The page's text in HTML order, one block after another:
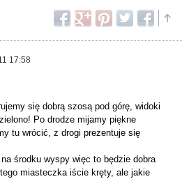
17:58
się dobrą szosą pod górę, widoki
Po drodze mijamy piękne
tu wrócić, z drogi prezentuje się
środku wyspy więc to będzie dobra
miasteczka iście kręty, ale jakie